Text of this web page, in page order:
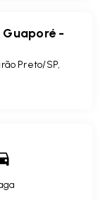
-
Preto/SP,